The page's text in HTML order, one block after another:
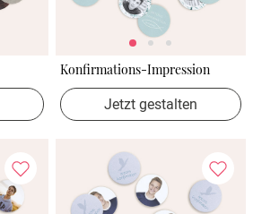
Konfirmations-Impression
Jetzt gestalten